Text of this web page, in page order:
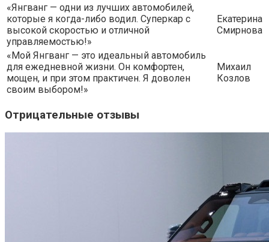
«Янгванг — одни из лучших автомобилей,
которые я когда-либо водил. Суперкар с
высокой скоростью и отличной
управляемостью!»
Екатерина
Смирнова
«Мой Янгванг — это идеальный автомобиль
для ежедневной жизни. Он комфортен,
мощен, и при этом практичен. Я доволен
своим выбором!»
Михаил
Козлов
Отрицательные отзывы